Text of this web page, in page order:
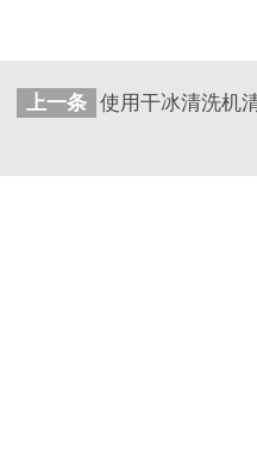
上一条 使用干冰清洗机